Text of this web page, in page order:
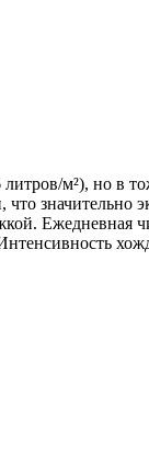
м²), но в